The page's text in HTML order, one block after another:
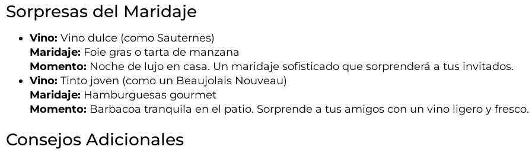
Sorpresas del Maridaje
Vino: Vino dulce (como Sauternes)
Maridaje: Foie gras o tarta de manzana
Momento: Noche de lujo en casa. Un maridaje sofisticado que sorprenderá a tus invitados.
Vino: Tinto joven (como un Beaujolais Nouveau)
Maridaje: Hamburguesas gourmet
Momento: Barbacoa tranquila en el patio. Sorprende a tus amigos con un vino ligero y fresco.
Consejos Adicionales